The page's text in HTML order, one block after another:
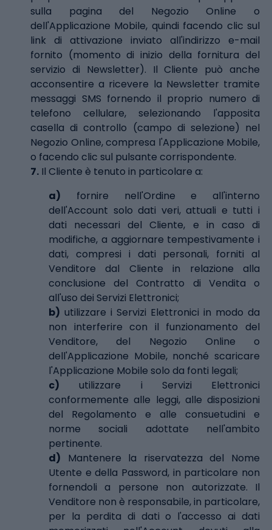
sulla pagina del Negozio Online o
dell'Applicazione Mobile, quindi facendo clic sul
link di attivazione inviato all'indirizzo e-mail
fornito (momento di inizio della fornitura del
servizio di Newsletter). Il Cliente può anche
acconsentire a ricevere la Newsletter tramite
messaggi SMS fornendo il proprio numero di
telefono cellulare, selezionando l'apposita
casella di controllo (campo di selezione) nel
Negozio Online, compresa l'Applicazione Mobile,
o facendo clic sul pulsante corrispondente.
7. Il Cliente è tenuto in particolare a:
a) fornire nell'Ordine e all'interno
dell'Account solo dati veri, attuali e tutti i
dati necessari del Cliente, e in caso di
modifiche, a aggiornare tempestivamente i
dati, compresi i dati personali, forniti al
Venditore dal Cliente in relazione alla
conclusione del Contratto di Vendita o
all'uso dei Servizi Elettronici;
b) utilizzare i Servizi Elettronici in modo da
non interferire con il funzionamento del
Venditore, del Negozio Online o
dell'Applicazione Mobile, nonché scaricare
l'Applicazione Mobile solo da fonti legali;
c) utilizzare i Servizi Elettronici
conformemente alle leggi, alle disposizioni
del Regolamento e alle consuetudini e
norme sociali adottate nell'ambito
pertinente.
d) Mantenere la riservatezza del Nome
Utente e della Password, in particolare non
fornendoli a persone non autorizzate. Il
Venditore non è responsabile, in particolare,
per la perdita di dati o l'accesso ai dati